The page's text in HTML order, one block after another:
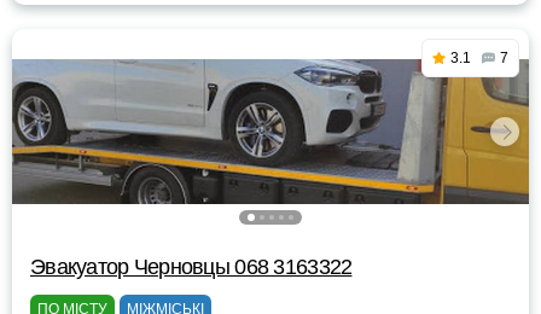
3.1 7
Эвакуатор Черновцы 068 3163322
ПО МІСТУ МІЖМІСЬКІ